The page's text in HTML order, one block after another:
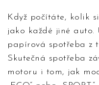
Když počítáte, kolik
jako každé jiné auto.
papírová spotřeba z
Skutečná spotřeba
motoru i tom, jak